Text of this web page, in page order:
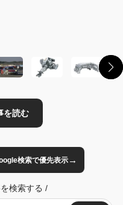
検索で優先表示→
検索する /